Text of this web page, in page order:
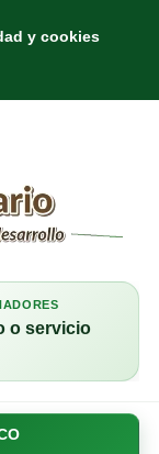
y cookies
o servicio